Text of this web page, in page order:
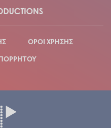
ΟΡΟΙ ΧΡΗΣΗΣ